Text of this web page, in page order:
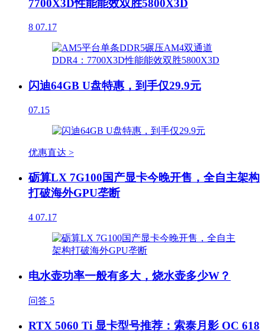
7700X3D性能能效双胜5800X3D
8 07.17
闪迪64GB U盘特惠，到手仅29.9元
07.15
优惠直达 >
砺算LX 7G100国产显卡今晚开售，全自主架构
打破海外GPU垄断
4 07.17
电水壶功率一般有多大，烧水壶多少W？
问答 5
RTX 5060 Ti 显卡型号推荐：索泰月影 OC 618